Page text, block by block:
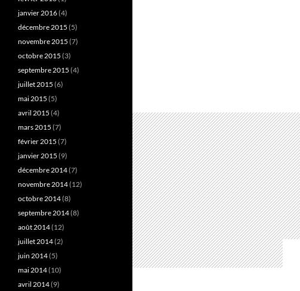
janvier 2016(4)
décembre 2015 (5)
novembre 2015 (7)
octobre 2015 (3)
septembre 2015 (4)
juillet 2015 (6)
mai 2015 (5)
avril 2015 (4)
mars 2015 (7)
février 2015 (7)
janvier 2015 (9)
décembre 2014(7)
novembre 2014(12)
octobre 2014(8)
septembre 2014(8)
août 2014(12)
juillet 2014(2)
juin 2014(5)
mai 2014(10)
avril 2014(9)